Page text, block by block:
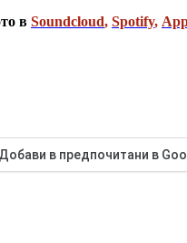
в Soundcloud, Spotify,
Добави в предпочитани в